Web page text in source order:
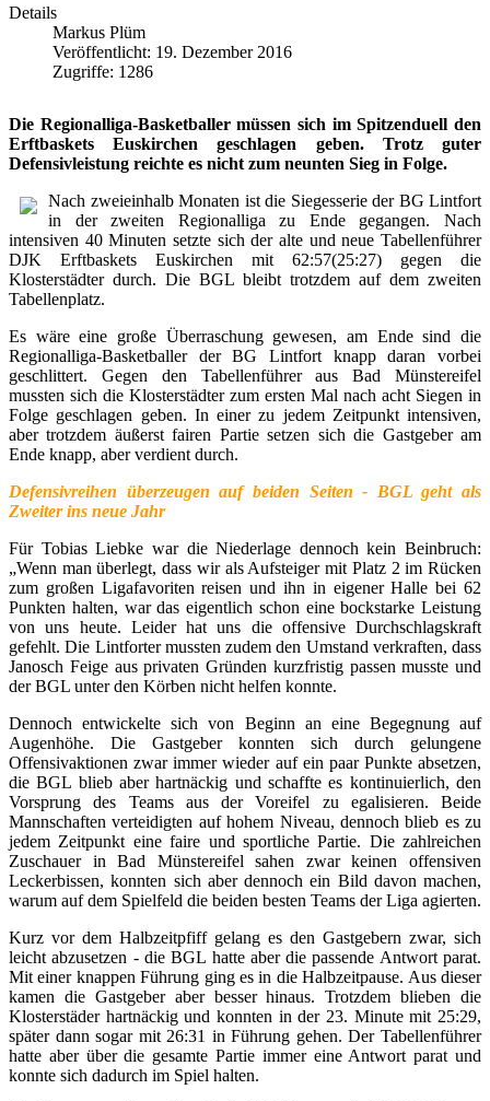
Details
Markus Plüm
Veröffentlicht: 19. Dezember 2016
Zugriffe: 1286
Die Regionalliga-Basketballer müssen sich im Spitzenduell den
Erftbaskets Euskirchen geschlagen geben. Trotz guter
Defensivleistung reichte es nicht zum neunten Sieg in Folge.
Nach zweieinhalb Monaten ist die Siegesserie der BG Lintfort
in der zweiten Regionalliga zu Ende gegangen. Nach
intensiven 40 Minuten setzte sich der alte und neue Tabellenführer
DJK Erftbaskets Euskirchen mit 62:57(25:27) gegen die
Klosterstädter durch. Die BGL bleibt trotzdem auf dem zweiten
Tabellenplatz.
Es wäre eine große Überraschung gewesen, am Ende sind die
Regionalliga-Basketballer der BG Lintfort knapp daran vorbei
geschlittert. Gegen den Tabellenführer aus Bad Münstereifel
mussten sich die Klosterstädter zum ersten Mal nach acht Siegen in
Folge geschlagen geben. In einer zu jedem Zeitpunkt intensiven,
aber trotzdem äußerst fairen Partie setzen sich die Gastgeber am
Ende knapp, aber verdient durch.
Defensivreihen überzeugen auf beiden Seiten - BGL geht als
Zweiter ins neue Jahr
Für Tobias Liebke war die Niederlage dennoch kein Beinbruch:
„Wenn man überlegt, dass wir als Aufsteiger mit Platz 2 im Rücken
zum großen Ligafavoriten reisen und ihn in eigener Halle bei 62
Punkten halten, war das eigentlich schon eine bockstarke Leistung
von uns heute. Leider hat uns die offensive Durchschlagskraft
gefehlt. Die Lintforter mussten zudem den Umstand verkraften, dass
Janosch Feige aus privaten Gründen kurzfristig passen musste und
der BGL unter den Körben nicht helfen konnte.
Dennoch entwickelte sich von Beginn an eine Begegnung auf
Augenhöhe. Die Gastgeber konnten sich durch gelungene
Offensivaktionen zwar immer wieder auf ein paar Punkte absetzen,
die BGL blieb aber hartnäckig und schaffte es kontinuierlich, den
Vorsprung des Teams aus der Voreifel zu egalisieren. Beide
Mannschaften verteidigten auf hohem Niveau, dennoch blieb es zu
jedem Zeitpunkt eine faire und sportliche Partie. Die zahlreichen
Zuschauer in Bad Münstereifel sahen zwar keinen offensiven
Leckerbissen, konnten sich aber dennoch ein Bild davon machen,
warum auf dem Spielfeld die beiden besten Teams der Liga agierten.
Kurz vor dem Halbzeitpfiff gelang es den Gastgebern zwar, sich
leicht abzusetzen - die BGL hatte aber die passende Antwort parat.
Mit einer knappen Führung ging es in die Halbzeitpause. Aus dieser
kamen die Gastgeber aber besser hinaus. Trotzdem blieben die
Klosterstäder hartnäckig und konnten in der 23. Minute mit 25:29,
später dann sogar mit 26:31 in Führung gehen. Der Tabellenführer
hatte aber über die gesamte Partie immer eine Antwort parat und
konnte sich dadurch im Spiel halten.